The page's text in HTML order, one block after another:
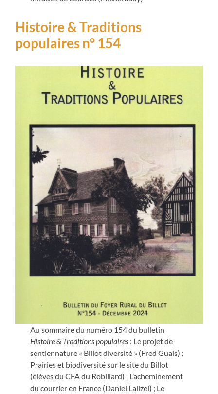
Histoire & Traditions
populaires n° 154
Au sommaire du numéro 154 du bulletin
Histoire & Traditions populaires : Le projet de
sentier nature « Billot diversité » (Fred Guais) ;
Prairies et biodiversité sur le site du Billot
(élèves du CFA du Robillard) ; L’acheminement
du courrier en France (Daniel Lalizel) ; Le